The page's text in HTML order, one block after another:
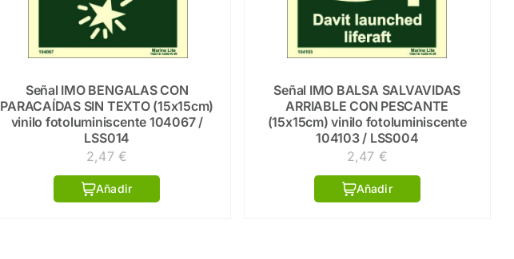
Señal IMO BENGALAS CON
PARACAÍDAS SIN TEXTO (15x15cm)
vinilo fotoluminiscente 104067 /
LSS014
2,47€
Añadir
Señal IMO BALSA SALVAVIDAS
ARRIABLE CON PESCANTE
(15x15cm) vinilo fotoluminiscente
104103 / LSS004
2,47 €
Añadir